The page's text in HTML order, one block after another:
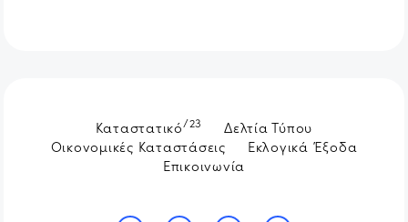
Καταστατικό/23
Δελτία Τύπου
Οικονομικές Καταστάσεις
Εκλογικά Έξοδα
Επικοινωνία